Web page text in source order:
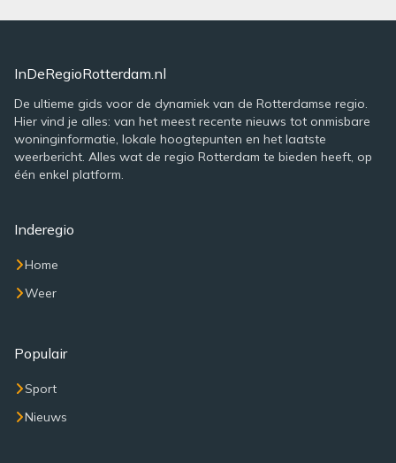
InDeRegioRotterdam.nl
De ultieme gids voor de dynamiek van de Rotterdamse regio.
Hier vind je alles: van het meest recente nieuws tot onmisbare
woninginformatie, lokale hoogtepunten en het laatste
weerbericht. Alles wat de regio Rotterdam te bieden heeft, op
één enkel platform.
Inderegio
Home
Weer
Populair
Sport
Nieuws